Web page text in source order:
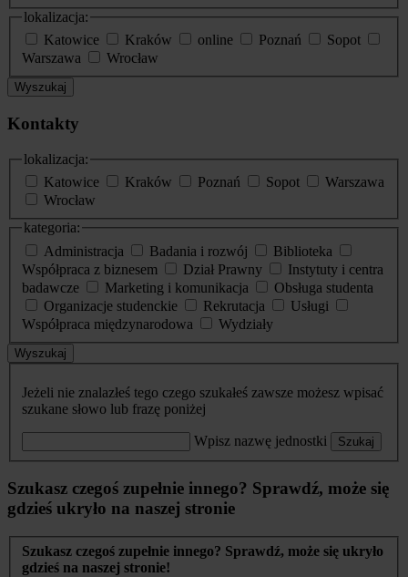
lokalizacja:
Katowice
Kraków online Poznań
Sopot
Warszawa
Wrocław
Wyszukaj
Kontakty
lokalizacja:
Katowice
Kraków Poznań Sopot
Warszawa
Wrocław
kategoria:
Administracja
Badania i rozwój
Biblioteka
Współpraca z biznesem
Dział Prawny
Instytuty i centra
badawcze
Marketing i komunikacja
Obsługa studenta
Organizacje studenckie
Rekrutacja
Usługi
Współpraca międzynarodowa
Wydziały
Wyszukaj
Jeżeli nie znalazłeś tego czego szukałeś zawsze możesz wpisać
szukane słowo lub frazę poniżej
Wpisz nazwę jednostki Szukaj
Szukasz czegoś zupełnie innego? Sprawdź, może się
gdzieś ukryło na naszej stronie
Szukasz czegoś zupełnie innego? Sprawdź, może się ukryło
gdzieś na naszej stronie!